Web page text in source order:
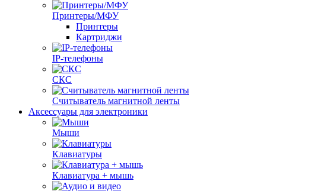
Принтеры/МФУ
Принтеры
Картриджи
IP-телефоны
СКС
Считыватель магнитной ленты
Аксессуары для электроники
Мыши
Клавиатуры
Клавиатура + мышь